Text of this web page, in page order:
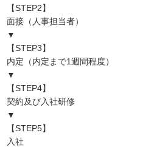
【STEP2】
面接（人事担当者）
▼
【STEP3】
内定（内定まで1週間程度）
▼
【STEP4】
契約及び入社研修
▼
【STEP5】
入社